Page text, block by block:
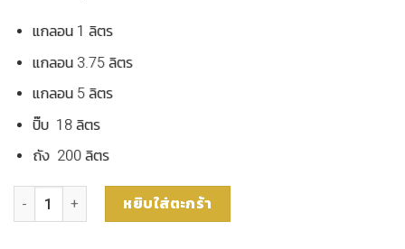
แกลอน 1 ลิตร
แกลอน 3.75 ลิตร
แกลอน 5 ลิตร
ปิ๊บ 18 ลิตร
ถัง 200 ลิตร
จำนวน K-WIN THINNER AAA ขนาด 5ลิตร ชิ้น
หยิบใส่ตะกร้า